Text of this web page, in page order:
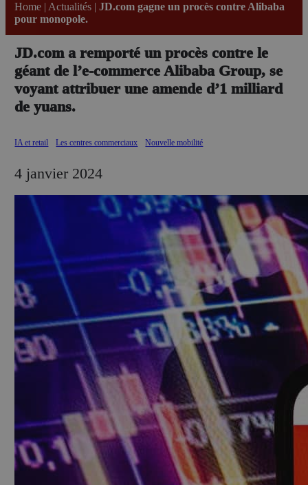
Home | Actualités |JD.com gagne un procès contre Alibaba
pour monopole.
JD.com a remporté un procès contre le
géant de l’e-commerce Alibaba Group, se
voyant attribuer une amende d’1 milliard
de yuans.
IA et retail Les centres commerciaux Nouvelle mobilité
4 janvier 2024